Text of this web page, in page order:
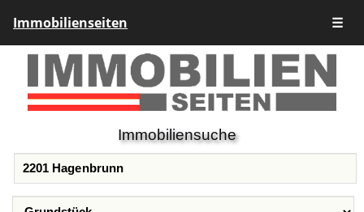
Immobilienseiten ☰
Immobiliensuche